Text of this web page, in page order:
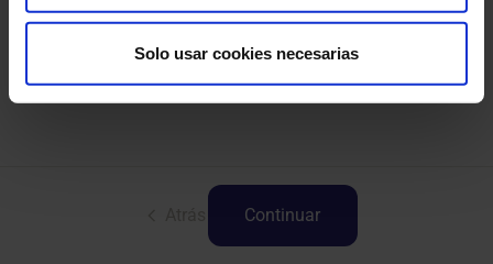
Solo usar cookies necesarias
Continuar